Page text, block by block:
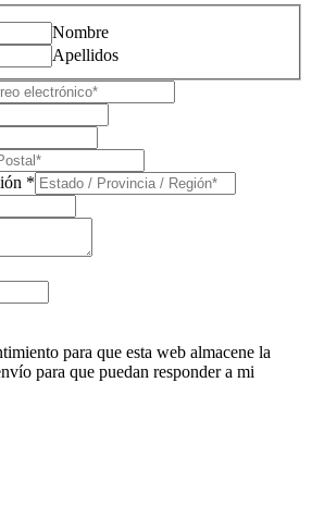
Nombre
Apellidos
*
para que esta web almacene la
para que puedan responder a mi